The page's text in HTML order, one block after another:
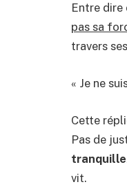
Entre dire
pas sa
travers
« Je ne
Cette
Pas de
tranquille
vit.